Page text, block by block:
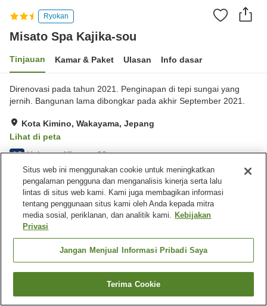
Ryokan
Misato Spa Kajika-sou
Tinjauan Kamar & Paket Ulasan Info dasar
Direnovasi pada tahun 2021. Penginapan di tepi sungai yang
jernih. Bangunan lama dibongkar pada akhir September 2021.
Kota Kimino, Wakayama, Jepang
Lihat di peta
4.3 Hebat Ulasan:23
Fasilitas properti
Tempat parkir
Sauna
Restoran
Kafe
Jepang Wakayama
Kota Kimino
Misato Spa Kajika-sou
Cari kamar
Situs web ini menggunakan cookie untuk meningkatkan
pengalaman pengguna dan menganalisis kinerja serta lalu
lintas di situs web kami. Kami juga membagikan informasi
tentang penggunaan situs kami oleh Anda kepada mitra
media sosial, periklanan, dan analitik kami. Kebijakan
Privasi
Jangan Menjual Informasi Pribadi Saya
Terima Cookie